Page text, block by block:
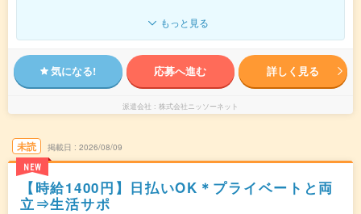
もっと見る
気になる! 応募へ進む 詳しく見る
派遣会社 株式会社ニッソーネット
未読
NEW
掲載日 2026/08/09
【時給1400円】日払いOK＊プライベートと両
立⇒生活サポ